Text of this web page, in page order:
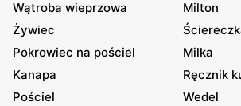
Wątroba wieprzowa
Milton
Żywiec
Pokrowiec na pościel
Milka
Kanapa
Ręcznik
Pościel
Wedel